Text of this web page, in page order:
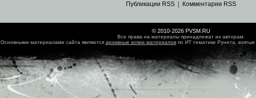
Публикации RSS| Комментарии RSS
© 2010-2026 PVSM.RU
Все права на материалы принадлежат их авторам.
Основными материалами сайта являются архивные копии материаловпо ИТ тематике Рунета, взятые